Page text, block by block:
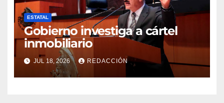
ESTATAL
Gobierno investiga a cártel
inmobiliario
JUL 18, 2026 REDACCIÓN